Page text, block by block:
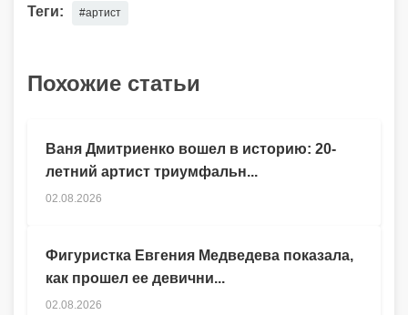
Теги: #артист
Похожие статьи
Ваня Дмитриенко вошел в историю: 20-
летний артист триумфальн...
02.08.2026
Фигуристка Евгения Медведева показала,
как прошел ее девични...
02.08.2026